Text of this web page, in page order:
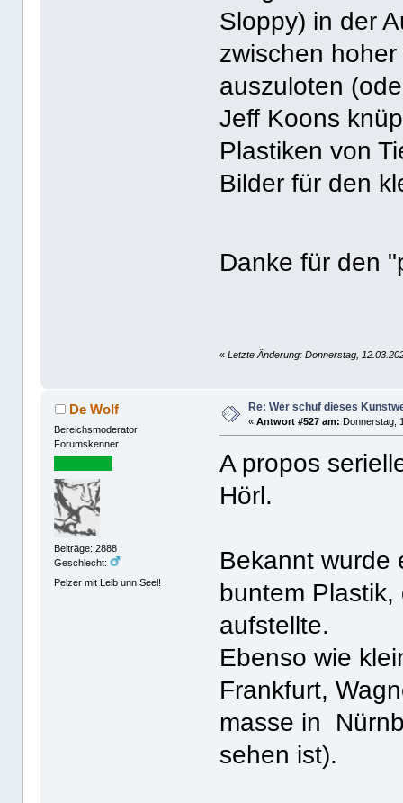
Sloppy) in der
zwischen
auszuloten
Jeff Koons
Plastiken von
Bilder für den
Danke für den
«Letzte Änderung: Donnerstag,
De Wolf
Bereichsmoderator
Forumskenner
Beiträge: 2888
Geschlecht:
Pelzer mit Leib unn Seel!
Re: Wer schuf dieses
«Antwort #527 am: Donnerstag,
A propos
Hörl.
Bekannt wurde
buntem
aufstellte.
Ebenso wie
Frankfurt,
masse in
sehen ist).